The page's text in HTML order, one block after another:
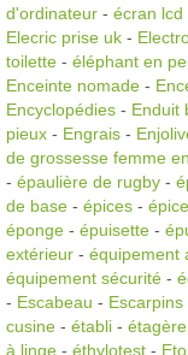
d'ordinateur - écran lcd
Elecric prise uk -
toilette - éléphant en
Enceinte nomade -
Encyclopédies - Enduit
pieux - Engrais -
de grossesse femme
- épaulière de rugby -
de base - épices -
éponge - épuisette -
extérieur - équipement
équipement sécurité -
- Escabeau - Escarpins
cusine - établi - étagère
à linge - éthylotest -